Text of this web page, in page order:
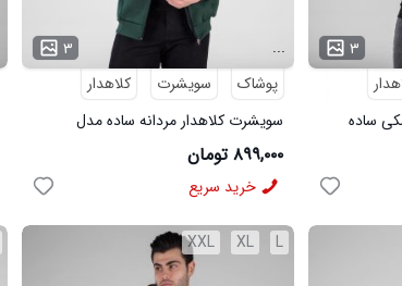
۳
ساده
۳
...
پوشاک
سویشرت
کلاهدار
سویشرت کلاهدار مردانه ساده مدل
49208
۸۹۹,۰۰۰ تومان
خرید سریع
L
XL
XXL